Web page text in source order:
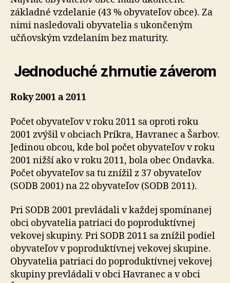
základné vzdelanie (43 % obyvateľov obce). Za
nimi nasledovali obyvatelia s ukončeným
učňovským vzdelaním bez maturity.
Jednoduché zhrnutie záverom
Roky 2001 a 2011
Počet obyvateľov v roku 2011 sa oproti roku
2001 zvýšil v obciach Príkra, Havranec a Šarbov.
Jedinou obcou, kde bol počet obyvateľov v roku
2001 nižší ako v roku 2011, bola obec Ondavka.
Počet obyvateľov sa tu znížil z 37 obyvateľov
(SODB 2001) na 22 obyvateľov (SODB 2011).
Pri SODB 2001 prevládali v každej spomínanej
obci obyvatelia patriaci do poproduktívnej
vekovej skupiny. Pri SODB 2011 sa znížil podiel
obyvateľov v poproduktívnej vekovej skupine.
Obyvatelia patriaci do poproduktívnej vekovej
skupiny prevládali v obci Havranec a v obci